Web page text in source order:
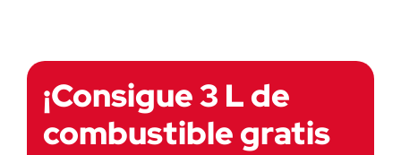
¡Consigue 3 L de
combustible gratis